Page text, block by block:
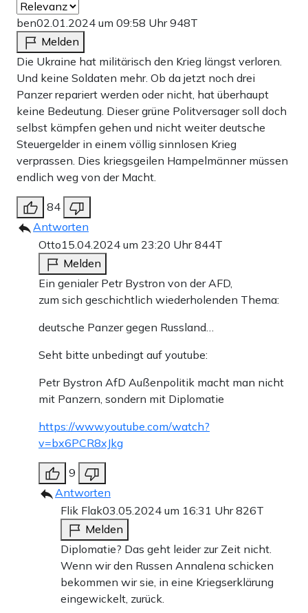
ben02.01.2024 um 09:58 Uhr948T
Melden
Die Ukraine hat militärisch den Krieg längst verloren.
Und keine Soldaten mehr. Ob da jetzt noch drei
Panzer repariert werden oder nicht, hat überhaupt
keine Bedeutung. Dieser grüne Politversager soll doch
selbst kämpfen gehen und nicht weiter deutsche
Steuergelder in einem völlig sinnlosen Krieg
verprassen. Dies kriegsgeilen Hampelmänner müssen
endlich weg von der Macht.
84
Antworten
Otto15.04.2024 um 23:20 Uhr844T
Melden
Ein genialer Petr Bystron von der AFD,
zum sich geschichtlich wiederholenden Thema:
deutsche Panzer gegen Russland…
Seht bitte unbedingt auf youtube:
Petr Bystron AfD Außenpolitik macht man nicht
mit Panzern, sondern mit Diplomatie
https://www.youtube.com/watch?
v=bx6PCR8xJkg
9
Antworten
Flik Flak03.05.2024 um 16:31 Uhr826T
Melden
Diplomatie? Das geht leider zur Zeit nicht.
Wenn wir den Russen Annalena schicken
bekommen wir sie, in eine Kriegserklärung
eingewickelt, zurück.